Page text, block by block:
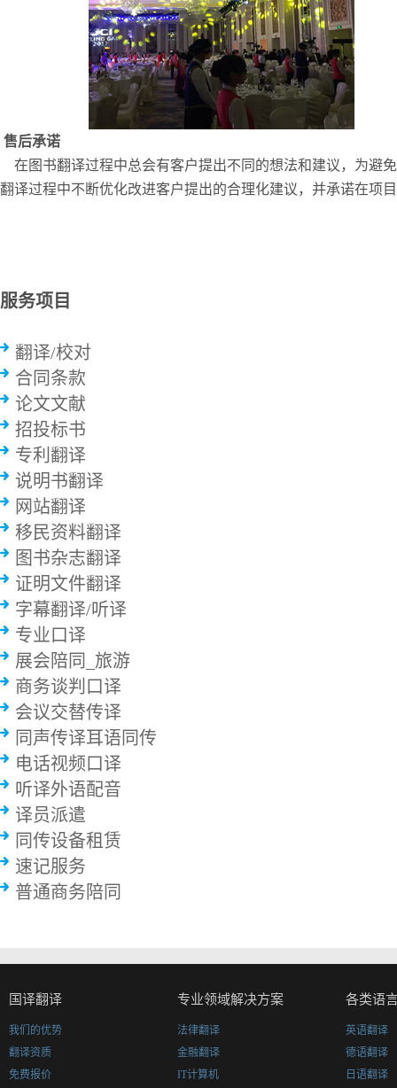
售后承诺
在图书翻译过程中总会有客户提出不同的想法和建议，为避
翻译过程中不断优化改进客户提出的合理化建议，并承诺在项
服务项目
翻译/校对
合同条款
论文文献
招投标书
专利翻译
说明书翻译
网站翻译
移民资料翻译
图书杂志翻译
证明文件翻译
字幕翻译/听译
专业口译
展会陪同_旅游
商务谈判口译
会议交替传译
同声传译耳语同传
电话视频口译
听译外语配音
译员派遣
同传设备租赁
速记服务
普通商务陪同
国译翻译
我们的优势
翻译资质
免费报价
专业领域解决方案
法律翻译
金融翻译
IT计算机
各类语
英语翻译
德语翻译
日语翻译